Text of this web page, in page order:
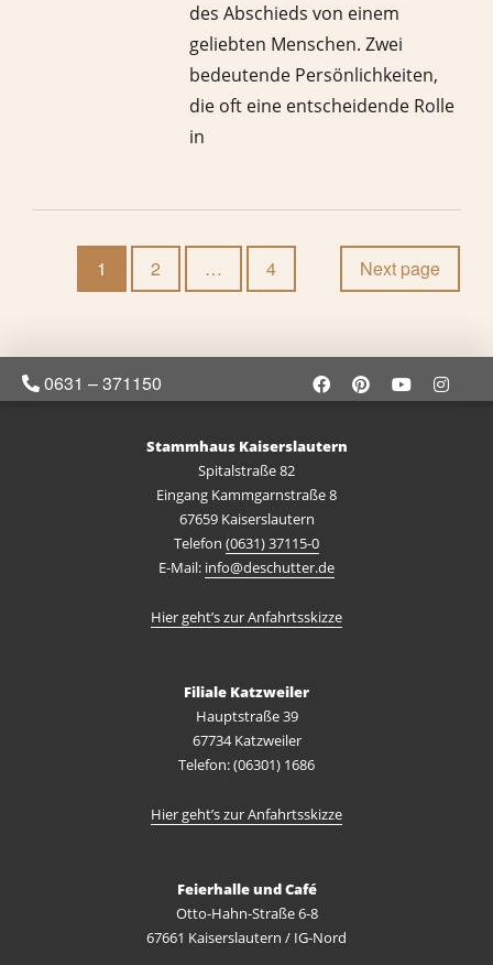
des Abschieds von einem
geliebten Menschen. Zwei
bedeutende Persönlichkeiten,
die oft eine entscheidende Rolle
in
1 2 … 4 Next page
0631 – 371150
Stammhaus Kaiserslautern
Spitalstraße 82
Eingang Kammgarnstraße 8
67659 Kaiserslautern
Telefon (0631) 37115-0
E-Mail: info@deschutter.de
Hier geht’s zur Anfahrtsskizze
Filiale Katzweiler
Hauptstraße 39
67734 Katzweiler
Telefon: (06301) 1686
Hier geht’s zur Anfahrtsskizze
Feierhalle und Café
Otto-Hahn-Straße 6-8
67661 Kaiserslautern / IG-Nord